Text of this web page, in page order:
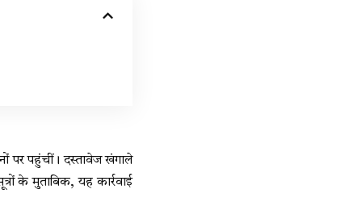
पर पहुंचीं। दस्तावेज खंगाले
के मुताबिक, यह कार्रवाई